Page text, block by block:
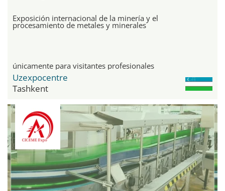
Exposición internacional de la minería y el
procesamiento de metales y minerales
únicamente para visitantes profesionales
Uzexpocentre
Tashkent